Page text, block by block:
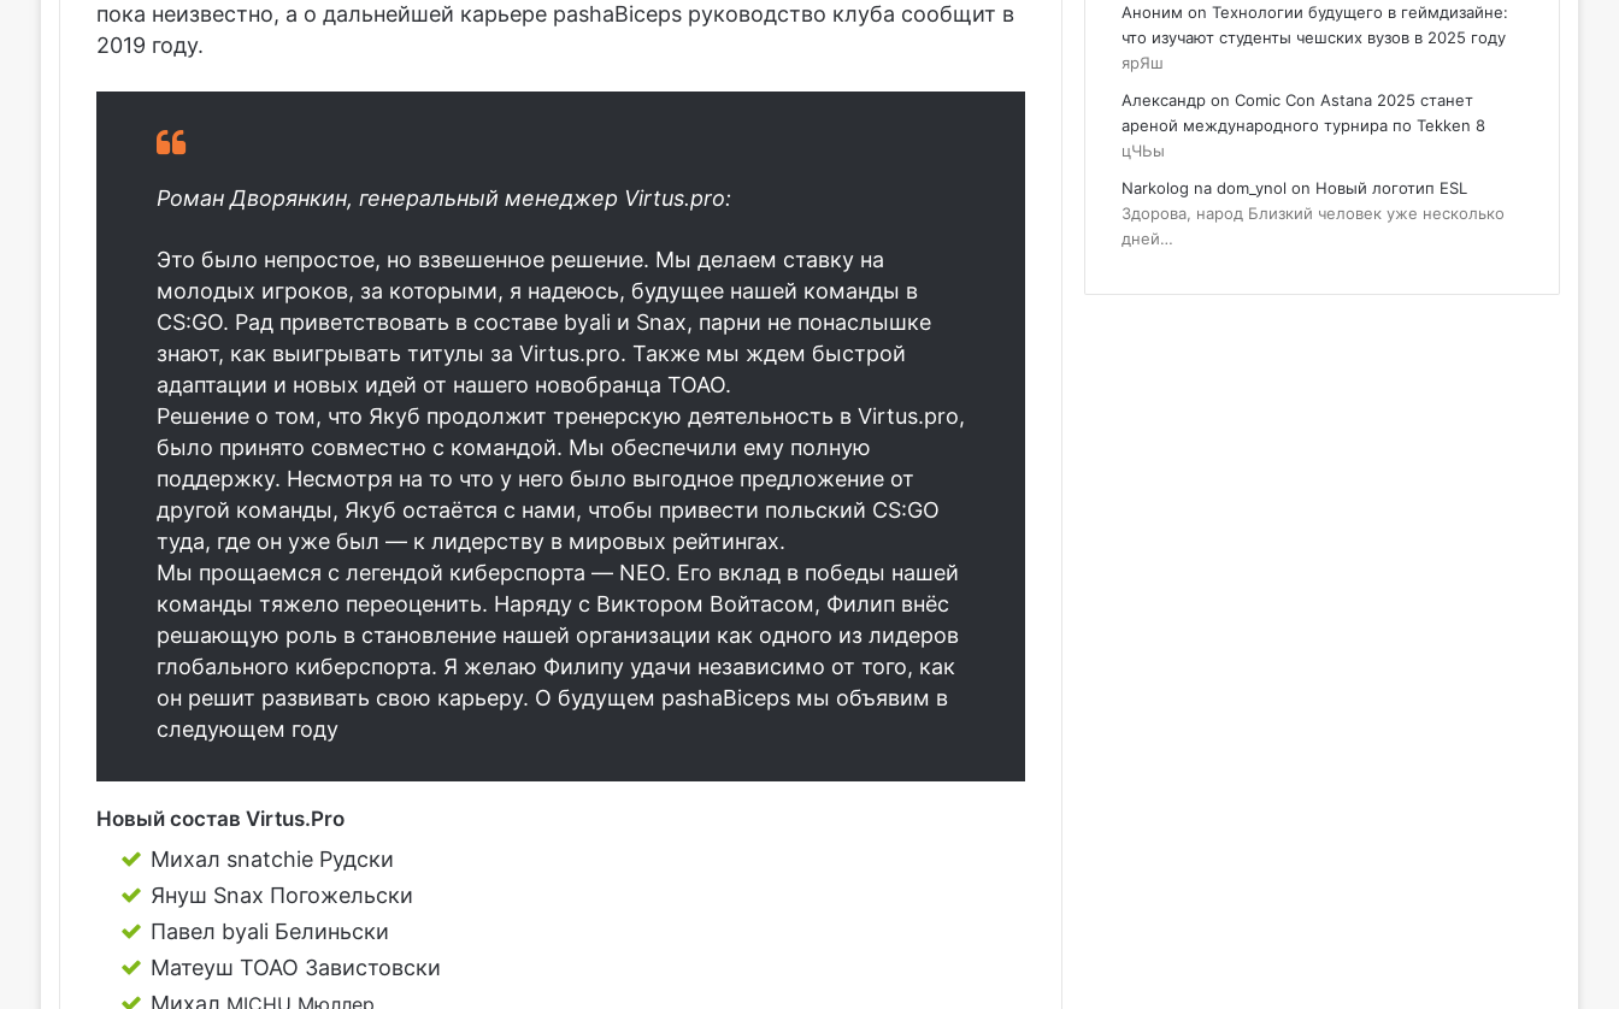
пока неизвестно, а о дальнейшей карьере pashaBiceps руководство клуба сообщит в
2019 году.
Роман Дворянкин, генеральный менеджер Virtus.pro:
Это было непростое, но взвешенное решение. Мы делаем ставку на
молодых игроков, за которыми, я надеюсь, будущее нашей команды в
CS:GO. Рад приветствовать в составе byali и Snax, парни не понаслышке
знают, как выигрывать титулы за Virtus.pro. Также мы ждем быстрой
адаптации и новых идей от нашего новобранца TOAO.
Решение о том, что Якуб продолжит тренерскую деятельность в Virtus.pro,
было принято совместно с командой. Мы обеспечили ему полную
поддержку. Несмотря на то что у него было выгодное предложение от
другой команды, Якуб остаётся с нами, чтобы привести польский CS:GO
туда, где он уже был — к лидерству в мировых рейтингах.
Мы прощаемся с легендой киберспорта — NEO. Его вклад в победы нашей
команды тяжело переоценить. Наряду с Виктором Войтасом, Филип внёс
решающую роль в становление нашей организации как одного из лидеров
глобального киберспорта. Я желаю Филипу удачи независимо от того, как
он решит развивать свою карьеру. О будущем pashaBiceps мы объявим в
следующем году
Новый состав Virtus.Pro
Михал snatchie Рудски
Януш Snax Погожельски
Павел byali Белиньски
Матеуш TOAO Завистовски
Михал MICHU Мюллер
Аноним on Технологии будущего в геймдизайне:
что изучают студенты чешских вузов в 2025 году
ярЯш
Александр on Comic Con Astana 2025 станет
ареной международного турнира по Tekken 8
цЧЬы
Narkolog na dom_ynol on Новый логотип ESL
Здорова, народ Близкий человек уже несколько
дней…